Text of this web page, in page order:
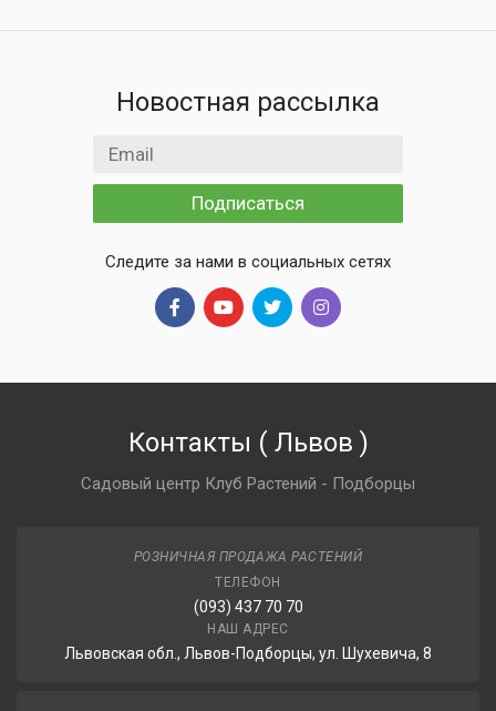
Новостная рассылка
Email адрес
Подписаться
Следите за нами в социальных сетях
Контакты ( Львов )
Садовый центр Клуб Растений - Подборцы
РОЗНИЧНАЯ ПРОДАЖА РАСТЕНИЙ
ТЕЛЕФОН
(093) 437 70 70
НАШ АДРЕС
Львовская обл., Львов-Подборцы, ул. Шухевича, 8